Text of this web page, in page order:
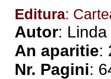
Editura:
Autor:
An aparitie:
Nr. Pagini: